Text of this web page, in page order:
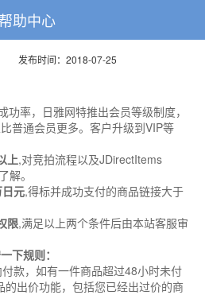
帮助中心
发布时间：2018-07-25
功率，日雅网特推出会员等级制度，
普通会员更多。客户升级到VIP等
上,对竞拍流程以及JDirectItems
解。
元,得标并成功支付的商品链接大于
限,满足以上两个条件后由本站客服审
规则：
付款，如有一件商品超过48小时未付
出价功能，包括您已经出过价的商